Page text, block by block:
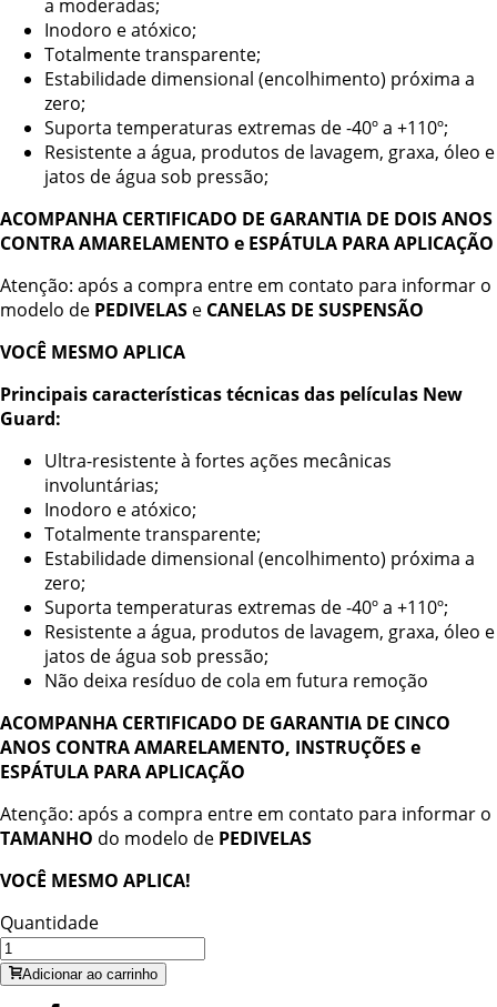
a moderadas;
Inodoro e atóxico;
Totalmente transparente;
Estabilidade dimensional (encolhimento) próxima a
zero;
Suporta temperaturas extremas de -40º a +110º;
Resistente a água, produtos de lavagem, graxa, óleo e
jatos de água sob pressão;
ACOMPANHA CERTIFICADO DE GARANTIA DE DOIS ANOS
CONTRA AMARELAMENTO e ESPÁTULA PARA APLICAÇÃO
Atenção: após a compra entre em contato para informar o
modelo de PEDIVELAS e CANELAS DE SUSPENSÃO
VOCÊ MESMO APLICA
Principais características técnicas das películas New
Guard:
Ultra-resistente à fortes ações mecânicas
involuntárias;
Inodoro e atóxico;
Totalmente transparente;
Estabilidade dimensional (encolhimento) próxima a
zero;
Suporta temperaturas extremas de -40º a +110º;
Resistente a água, produtos de lavagem, graxa, óleo e
jatos de água sob pressão;
Não deixa resíduo de cola em futura remoção
ACOMPANHA CERTIFICADO DE GARANTIA DE CINCO
ANOS CONTRA AMARELAMENTO, INSTRUÇÕES e
ESPÁTULA PARA APLICAÇÃO
Atenção: após a compra entre em contato para informar o
TAMANHO do modelo de PEDIVELAS
VOCÊ MESMO APLICA!
Quantidade
Adicionar ao carrinho